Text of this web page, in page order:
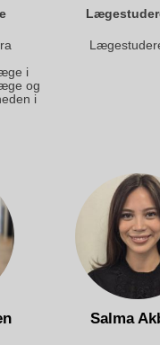
i
og
i
Salma